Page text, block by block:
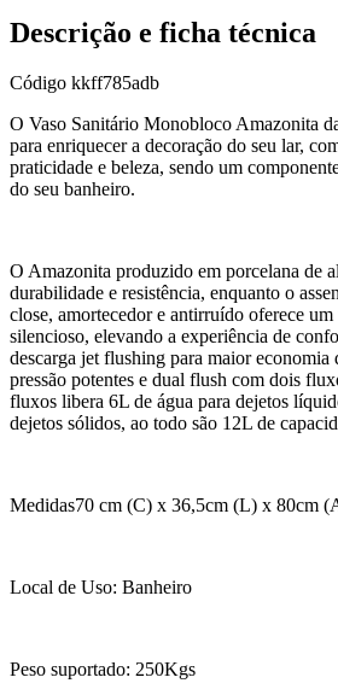
Descrição e ficha técnica
Código kkff785adb
O Vaso Sanitário Monobloco Amazonita
para enriquecer a decoração do seu lar,
praticidade e beleza, sendo um
do seu banheiro.
O Amazonita produzido em porcelana de
durabilidade e resistência, enquanto o
close, amortecedor e antirruído oferece um
silencioso, elevando a experiência de
descarga jet flushing para maior economia
pressão potentes e dual flush com dois
fluxos libera 6L de água para dejetos
dejetos sólidos, ao todo são 12L de
Medidas70 cm (C) x 36,5cm (L) x 80cm
Local de Uso: Banheiro
Peso suportado: 250Kgs